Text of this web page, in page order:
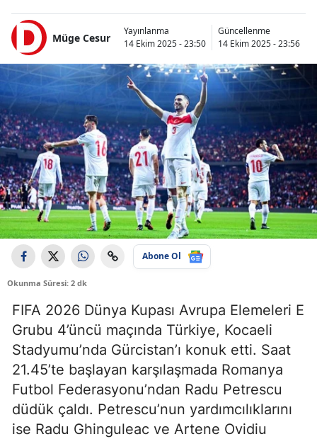
Müge Cesur
Yayınlanma
14 Ekim 2025 - 23:50
Güncellenme
14 Ekim 2025 - 23:56
Abone Ol
Okunma Süresi: 2 dk
FIFA 2026 Dünya Kupası Avrupa Elemeleri E
Grubu 4’üncü maçında Türkiye, Kocaeli
Stadyumu’nda Gürcistan’ı konuk etti. Saat
21.45’te başlayan karşılaşmada Romanya
Futbol Federasyonu’ndan Radu Petrescu
düdük çaldı. Petrescu’nun yardımcılıklarını
ise Radu Ghinguleac ve Artene Ovidiu